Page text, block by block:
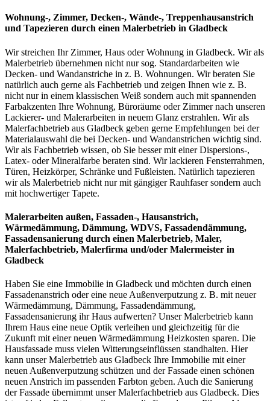
Wohnung-, Zimmer, Decken-, Wände-, Treppenhausanstrich
und Tapezieren durch einen Malerbetrieb in Gladbeck
Wir streichen Ihr Zimmer, Haus oder Wohnung in Gladbeck. Wir als
Malerbetrieb übernehmen nicht nur sog. Standardarbeiten wie
Decken- und Wandanstriche in z. B. Wohnungen. Wir beraten Sie
natürlich auch gerne als Fachbetrieb und zeigen Ihnen wie z. B.
nicht nur in einem klassischen Weiß sondern auch mit spannenden
Farbakzenten Ihre Wohnung, Büroräume oder Zimmer nach unseren
Lackierer- und Malerarbeiten in neuem Glanz erstrahlen. Wir als
Malerfachbetrieb aus Gladbeck geben gerne Empfehlungen bei der
Materialauswahl die bei Decken- und Wandanstrichen wichtig sind.
Wir als Fachbetrieb wissen, ob Sie besser mit einer Dispersions-,
Latex- oder Mineralfarbe beraten sind. Wir lackieren Fensterrahmen,
Türen, Heizkörper, Schränke und Fußleisten. Natürlich tapezieren
wir als Malerbetrieb nicht nur mit gängiger Rauhfaser sondern auch
mit hochwertiger Tapete.
Malerarbeiten außen, Fassaden-, Hausanstrich,
Wärmedämmung, Dämmung, WDVS, Fassadendämmung,
Fassadensanierung durch einen Malerbetrieb, Maler,
Malerfachbetrieb, Malerfirma und/oder Malermeister in
Gladbeck
Haben Sie eine Immobilie in Gladbeck und möchten durch einen
Fassadenanstrich oder eine neue Außenverputzung z. B. mit neuer
Wärmedämmung, Dämmung, Fassadendämmung,
Fassadensanierung ihr Haus aufwerten? Unser Malerbetrieb kann
Ihrem Haus eine neue Optik verleihen und gleichzeitig für die
Zukunft mit einer neuen Wärmedämmung Heizkosten sparen. Die
Hausfassade muss vielen Witterungseinflüssen standhalten. Hier
kann unser Malerbetrieb aus Gladbeck Ihre Immobilie mit einer
neuen Außenverputzung schützen und der Fassade einen schönen
neuen Anstrich im passenden Farbton geben. Auch die Sanierung
der Fassade übernimmt unser Malerfachbetrieb aus Gladbeck. Dies